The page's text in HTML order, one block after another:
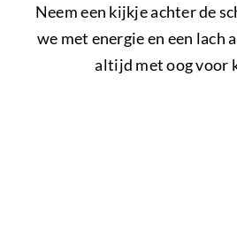
Neem een kijkje achter de
we met energie en een lach
altijd met oog voor